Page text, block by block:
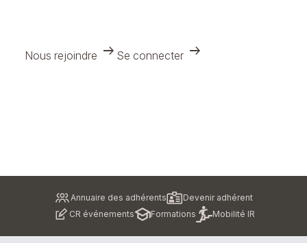
Nous rejoindre arrow_right_alt Se connecter arrow_right_alt
Annuaire des adhérents
Devenir adhérent
CR événements
Formations Mobilité IR